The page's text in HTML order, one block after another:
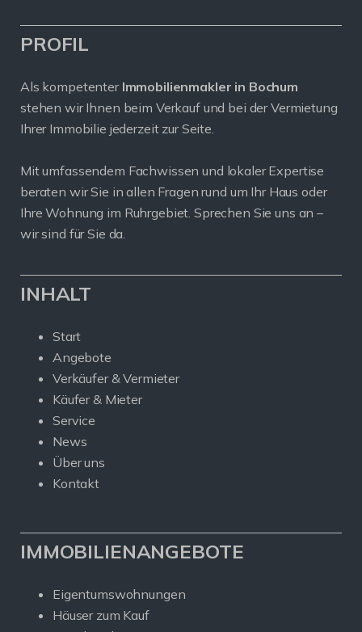
PROFIL
Als kompetenter Immobilienmakler in Bochum
stehen wir Ihnen beim Verkauf und bei der Vermietung
Ihrer Immobilie jederzeit zur Seite.
Mit umfassendem Fachwissen und lokaler Expertise
beraten wir Sie in allen Fragen rund um Ihr Haus oder
Ihre Wohnung im Ruhrgebiet. Sprechen Sie uns an –
wir sind für Sie da.
INHALT
Start
Angebote
Verkäufer & Vermieter
Käufer & Mieter
Service
News
Über uns
Kontakt
IMMOBILIENANGEBOTE
Eigentumswohnungen
Häuser zum Kauf